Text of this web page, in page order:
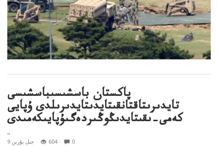
پاكستان باسشىسىباسشىسى
تايدىرىتاقتانقىتايدىتايدىرىلدى ۇپايى
كەمى–ىقىتايدىڭوڭىردەگىۇپايىكەمىدى
..
9 جىل بۇرىن 604 0